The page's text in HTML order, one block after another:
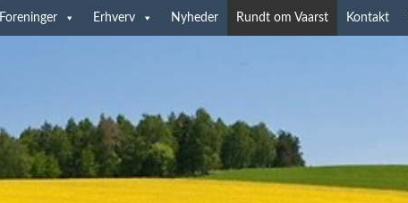
Foreninger Erhverv Nyheder Rundt om Vaarst Kontakt